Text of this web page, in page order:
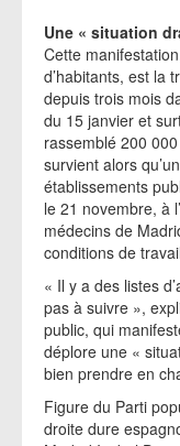
Une « situation
Cette
d’habitants, est la
depuis trois mois
du 15 janvier et
rassemblé 200
survient alors
établissements
le 21 novembre, à
médecins de
conditions de
« Il y a des listes
pas à suivre »,
public, qui
déplore une «
bien prendre en
Figure du Parti
droite dure